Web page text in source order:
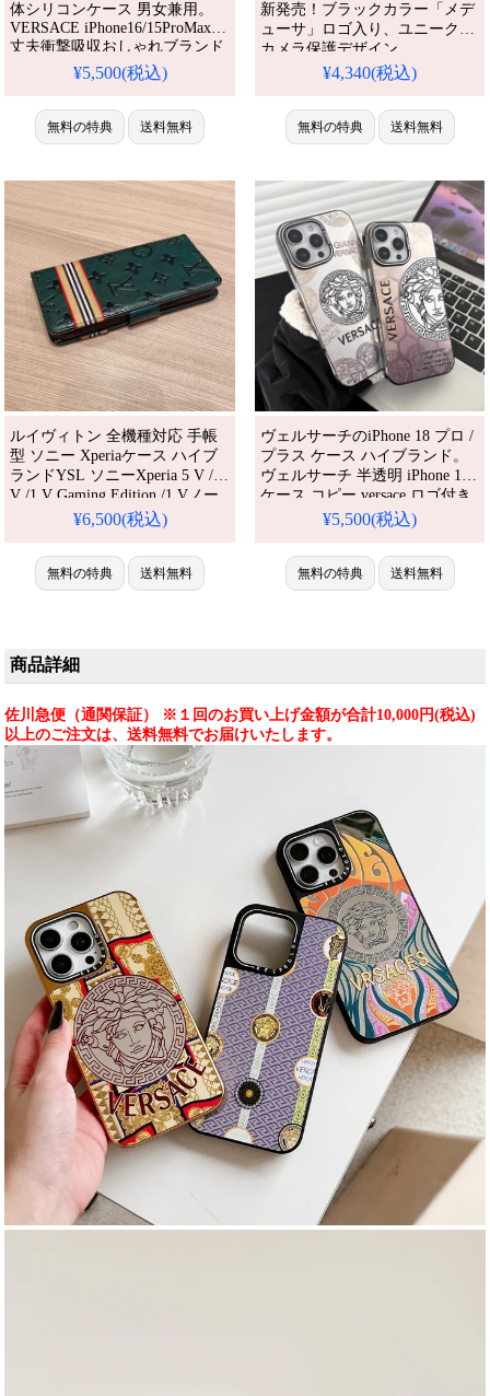
体シリコンケース 男女兼用。
VERSACE iPhone16/15ProMax
丈夫衝撃吸収おしゃれブランド
ケース。iPhone14/13/12 全機種
対応大人可愛い保護ケース。流
行り・耐衝撃・防水。かわい
い・格安。おすすめiPhone17ケ
ース / 17プロプラスケース。
¥5,500(税込)
無料の特典 送料無料
新発売！ブラックカラー「メデ
ューサ」ロゴ入り、ユニークな
カメラ保護デザイン。
iPhone15pro/14pro/16pro max全
気ブランド、耐衝撃＆防水の多
機能仕様。かわいいヴェルサー
チスタイルが流行り、格安で手
ケースとしても使える優れも
の！（スマホケース黒）
¥4,340(税込)
無料の特典 送料無料
ルイヴィトン 全機種対応 手帳
型 ソニー Xperiaケース ハイブ
ランドYSL ソニーXperia 5 V /10
V /1 V Gaming Edition /1 Vノー
トケース カード 収納 Givenchy¥6,500(税込)
無料の特典 送料無料
ヴェルサーチのiPhone 18 プロ /
プラス ケース ハイブランド。
ヴェルサーチ 半透明 iPhone 14
ケース コピー versace ロゴ付き
アイホン14promax携帯ケース
max ケース 高品質 Versace アイ
ホン12 プロマックス ケース。
芸能人も愛用する人気アイテ
¥5,500(税込)
無料の特典 送料無料
商品詳細
佐川急便（通関保証） ※１回のお買い上げ金額が合計10,000円(税込)
以上のご注文は、送料無料でお届けいたします。